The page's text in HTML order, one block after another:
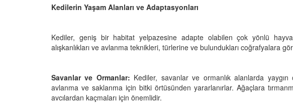
Kedilerin Yaşam Alanları ve Adaptasyonları
Kediler, geniş bir habitat yelpazesine adapte olabilen çok yönlü
alışkanlıkları ve avlanma teknikleri, türlerine ve bulundukları coğrafyalara
Savanlar ve Ormanlar: Kediler, savanlar ve ormanlık alanlarda
avlanma ve saklanma için bitki örtüsünden yararlanırlar. Ağaçlara
avcılardan kaçmaları için önemlidir.